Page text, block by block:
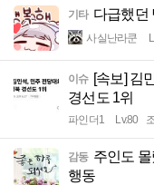
기타 다급했던
사실난라쿤
이슈 [속보] 김
경선도 1위
파인더1 Lv.80
감동 주인도
행동